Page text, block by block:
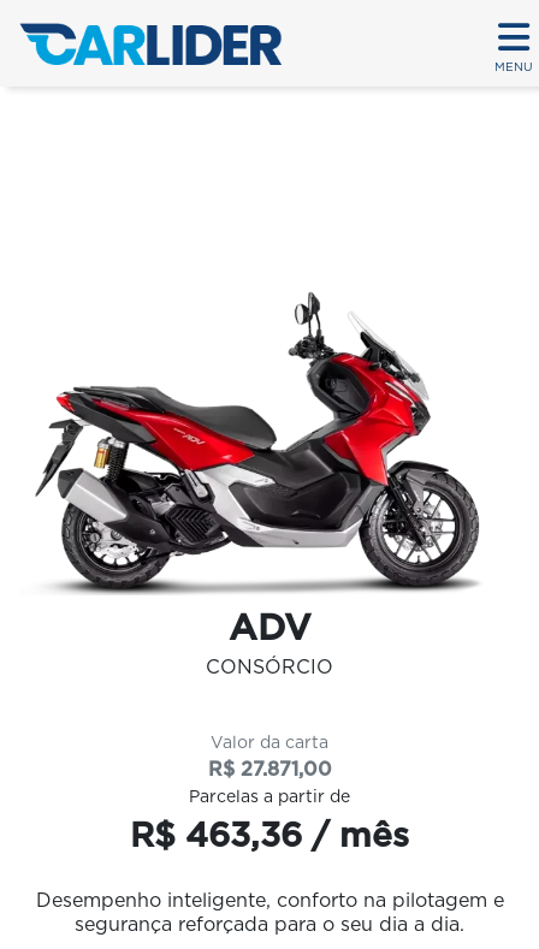
MENU
ADV
CONSÓRCIO
Valor da carta
R$ 27.871,00
Parcelas a partir de
R$ 463,36 / mês
Desempenho inteligente, conforto na pilotagem e
segurança reforçada para o seu dia a dia.